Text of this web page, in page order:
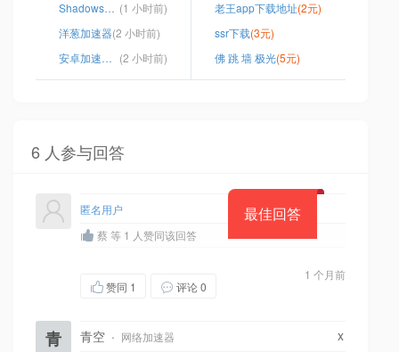
Shadowsock官网下载 (1 小时前)
洋葱加速器(2 小时前)
安卓加速器破解 (2 小时前)
老王app下载地址(2元)
ssr下载(3元)
佛 跳 墙 极光(5元)
6 人参与回答
最佳回答
匿名用户
蔡 等 1 人赞同该回答
1 个月前
赞同 1 评论 0
青 青空 · 网络加速器 x